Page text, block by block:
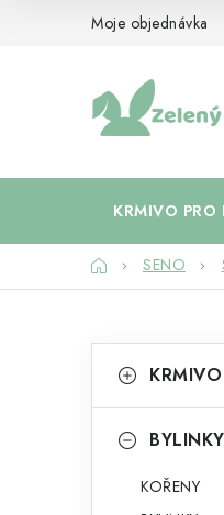
Moje objednávka
KRMIVO PRO
DomůSENO
okategorie
a
KOŘENY